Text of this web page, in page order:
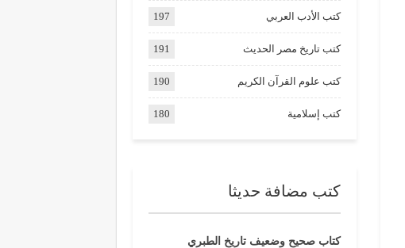
كتب الأدب العربي 197
كتب تاريخ مصر الحديث 191
كتب علوم القرآن الكريم 190
كتب إسلامية 180
كتب مضافة حديثا
كتاب صحيح وضعيف تاريخ الطبري